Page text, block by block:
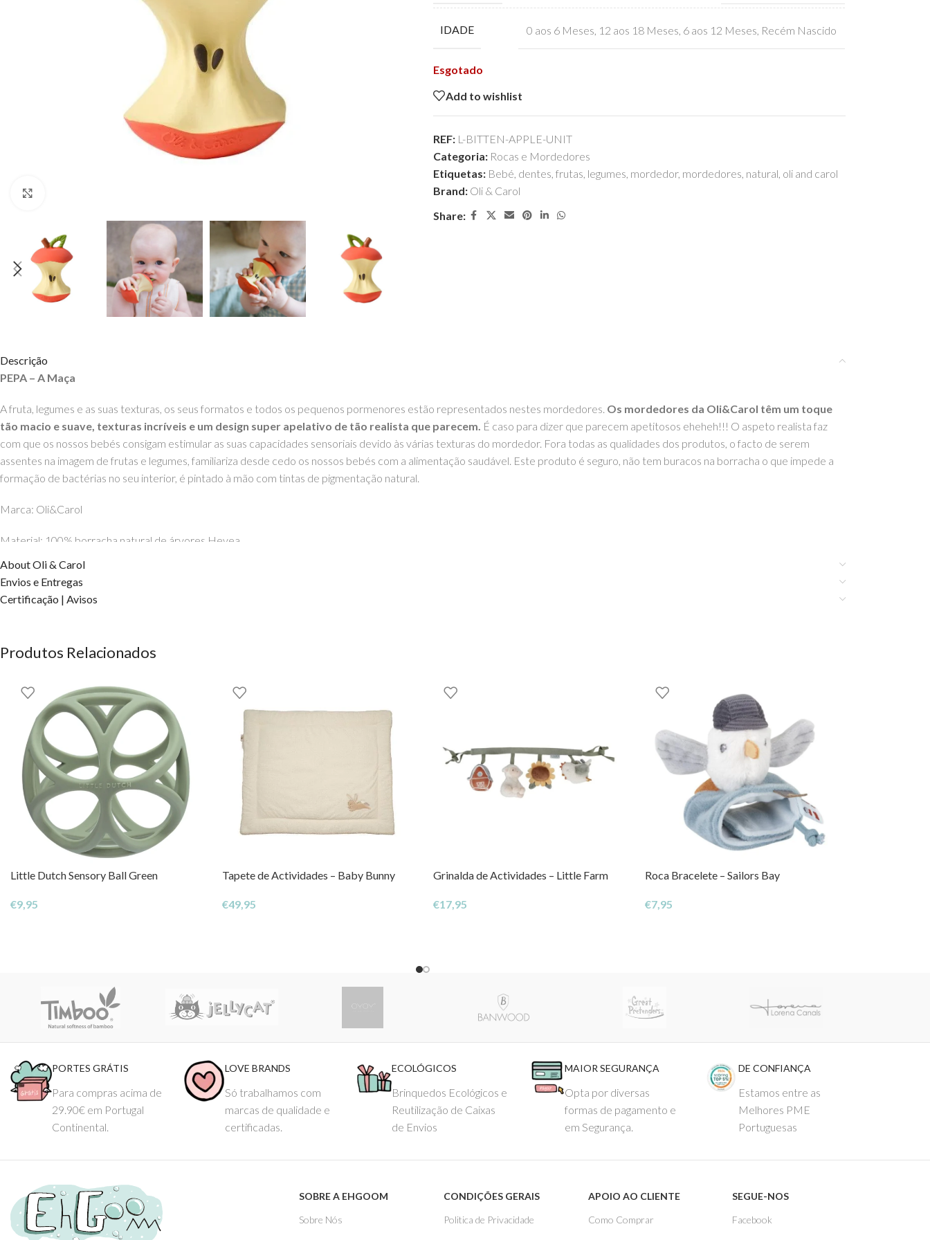
IDADE 0 aos 6 Meses 12 aos 18 Meses 6 aos 12 Meses Recém Nascido
Esgotado
Add to wishlist
REF: L-BITTEN-APPLE-UNIT
Categoria: Rocas e Mordedores
Etiquetas: Bebé, dentes, frutas, legumes, mordedor, mordedores, natural, oli and carol
Brand: Oli & Carol
Share:
Descrição
PEPA – A Maça
A fruta, legumes e as suas texturas, os seus formatos e todos os pequenos pormenores estão representados nestes mordedores. Os mordedores da Oli&Carol têm um toque
tão macio e suave, texturas incríveis e um design super apelativo de tão realista que parecem. É caso para dizer que parecem apetitosos eheheh!!! O aspeto realista faz
com que os nossos bebés consigam estimular as suas capacidades sensoriais devido às várias texturas do mordedor. Fora todas as qualidades dos produtos, o facto de serem
assentes na imagem de frutas e legumes, familiariza desde cedo os nossos bebés com a alimentação saudável. Este produto é seguro, não tem buracos na borracha o que impede a
formação de bactérias no seu interior, é pintado à mão com tintas de pigmentação natural.
Marca: Oli&Carol
Material: 100% borracha natural de árvores Hevea
Idade: a parir dos 0 meses
Estimulador sensorial, macios e com rugosidades seguras para satisfazer a dentição
Brinquedos ecológicos, com baixa pegada de carbono e ecologicos
Livre de PVC, BPA, Ftalatos e NItrosaminas
A marca recomenda testar o produto, apertando e esticando-o das mais diversas formas para que se disponibilize o brinquedo com total segurança ao bebé
Mordedor lavável com água corrente e sabão ou pano humedecido
Não esterilizar ou colocar no congelador
Ter em atenção à exposição excessiva ao calor, pode descolorar e/ou deformar o produto
Estes produtos são completamente seguros para o bebé e são certificados pelos seguintes:
European
About Oli & Carol
Envios e Entregas
Certificação | Avisos
Produtos Relacionados
Little Dutch Sensory Ball Green
€9,95
Tapete de Actividades – Baby Bunny
€49,95
Grinalda de Actividades – Little Farm
€17,95
Roca Bracelete – Sailors Bay
€7,95
PORTES GRÁTIS
Para compras acima de
29.90€ em Portugal
Continental.
LOVE BRANDS
Só trabalhamos com
marcas de qualidade e
certificadas.
ECOLÓGICOS
Brinquedos Ecológicos e
Reutilização de Caixas
de Envios
MAIOR SEGURANÇA
Opta por diversas
formas de pagamento e
em Segurança.
DE CONFIANÇA
Estamos entre as
Melhores PME
Portuguesas
SOBRE A EHGOOM
Sobre Nós
CONDIÇÕES GERAIS
Politica de Privacidade
APOIO AO CLIENTE
Como Comprar
SEGUE-NOS
Facebook